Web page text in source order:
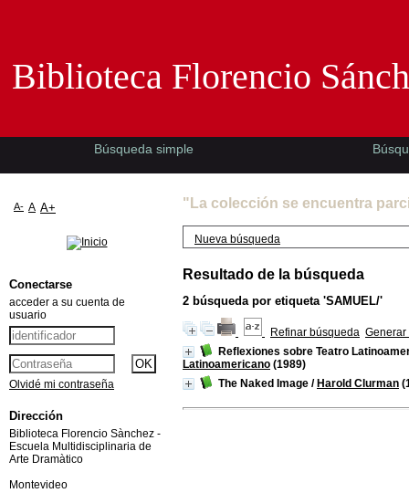
"La colección se encuentra
Nueva búsqueda
Resultado de la búsqueda
2 búsqueda por etiqueta 'SAMUEL/'
Refinar búsqueda Generar
Reflexiones sobre Teatro
Latinoamericano (1989)
The Naked Image / Harold Clurman
Biblioteca Florencio
Búsqueda simple
A- A A+
Conectarse
acceder a su cuenta de
usuario
Olvidé mi contraseña
Dirección
Biblioteca Florencio Sànchez -
Escuela Multidisciplinaria de
Arte Dramàtico
Montevideo